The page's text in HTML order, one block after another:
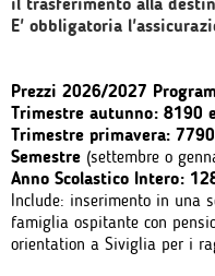
E' obbligatoria
Prezzi 2026/2027
Trimestre autunno: 8190
Trimestre primavera:
Semestre (settembre o
Anno Scolastico Intero:
Include: inserimento in una
famiglia ospitante con
orientation a Siviglia per i